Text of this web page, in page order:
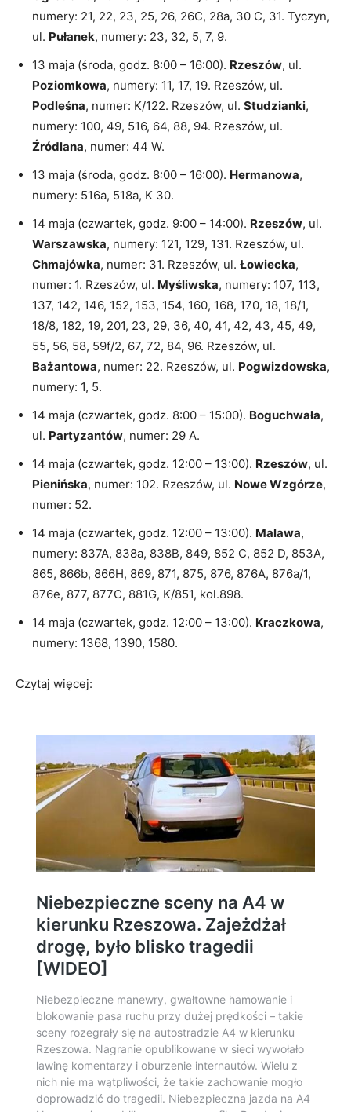
numery: 21, 22, 23, 25, 26, 26C, 28a, 30 C, 31. Tyczyn,
ul. Pułanek, numery: 23, 32, 5, 7, 9.
13 maja (środa, godz. 8:00 – 16:00). Rzeszów, ul.
Poziomkowa, numery: 11, 17, 19. Rzeszów, ul.
Podleśna, numer: K/122. Rzeszów, ul. Studzianki,
numery: 100, 49, 516, 64, 88, 94. Rzeszów, ul.
Źródlana, numer: 44 W.
13 maja (środa, godz. 8:00 – 16:00). Hermanowa,
numery: 516a, 518a, K 30.
14 maja (czwartek, godz. 9:00 – 14:00). Rzeszów, ul.
Warszawska, numery: 121, 129, 131. Rzeszów, ul.
Chmajówka, numer: 31. Rzeszów, ul. Łowiecka,
numer: 1. Rzeszów, ul. Myśliwska, numery: 107, 113,
137, 142, 146, 152, 153, 154, 160, 168, 170, 18, 18/1,
18/8, 182, 19, 201, 23, 29, 36, 40, 41, 42, 43, 45, 49,
55, 56, 58, 59f/2, 67, 72, 84, 96. Rzeszów, ul.
Bażantowa, numer: 22. Rzeszów, ul. Pogwizdowska,
numery: 1, 5.
14 maja (czwartek, godz. 8:00 – 15:00). Boguchwała,
ul. Partyzantów, numer: 29 A.
14 maja (czwartek, godz. 12:00 – 13:00). Rzeszów, ul.
Pienińska, numer: 102. Rzeszów, ul. Nowe Wzgórze,
numer: 52.
14 maja (czwartek, godz. 12:00 – 13:00). Malawa,
numery: 837A, 838a, 838B, 849, 852 C, 852 D, 853A,
865, 866b, 866H, 869, 871, 875, 876, 876A, 876a/1,
876e, 877, 877C, 881G, K/851, kol.898.
14 maja (czwartek, godz. 12:00 – 13:00). Kraczkowa,
numery: 1368, 1390, 1580.
Czytaj więcej: